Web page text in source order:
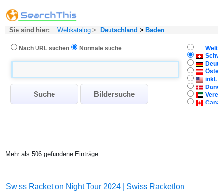
Sie sind hier: Webkatalog > Deutschland > Baden
Nach URL suchen Normale suche
inkl.
Mehr als 506 gefundene Einträge
Swiss Racketlon Night Tour 2024 | Swiss Racketlon